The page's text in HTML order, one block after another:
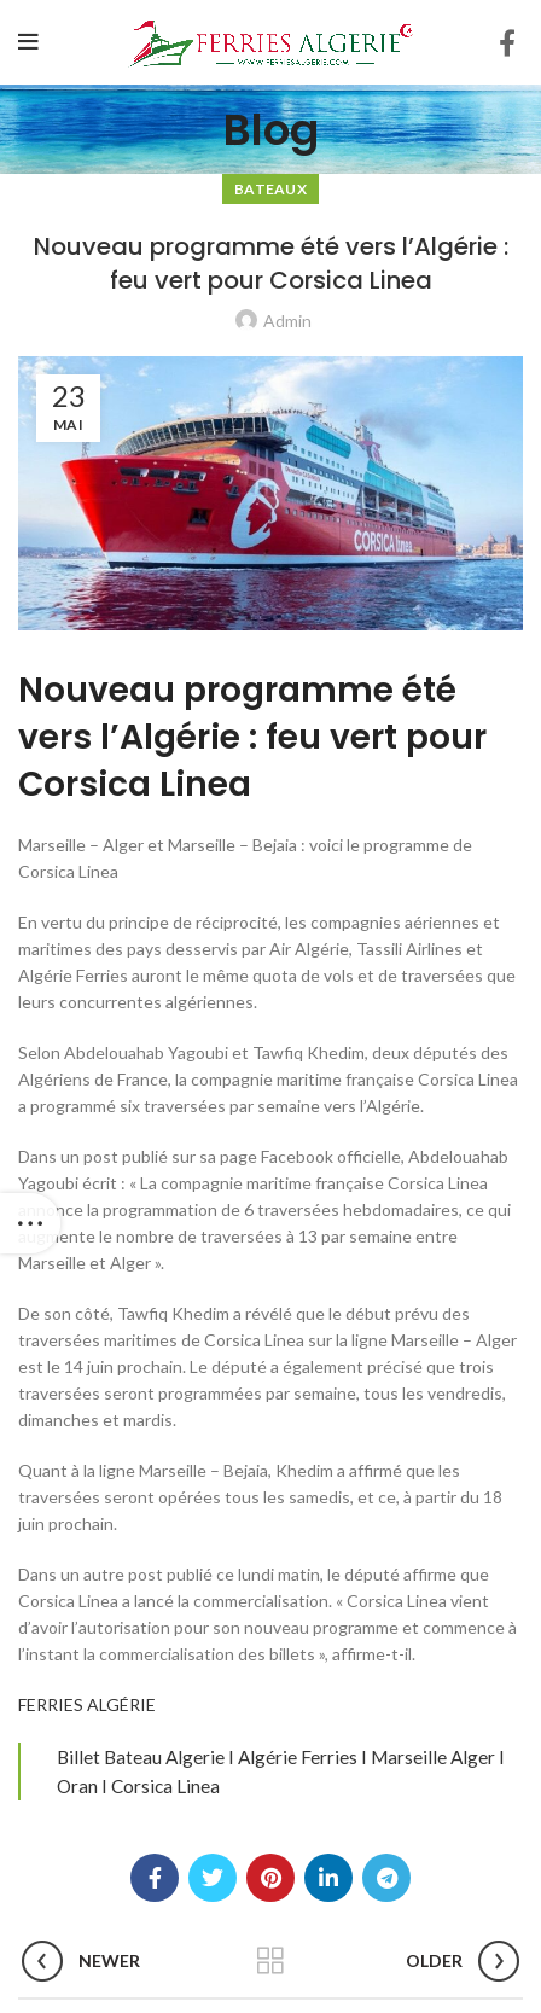
Blog
BATEAUX
Nouveau programme été vers l’Algérie :
feu vert pour Corsica Linea
Admin
23
MAI
Nouveau programme été
vers l’Algérie : feu vert pour
Corsica Linea
Marseille – Alger et Marseille – Bejaia : voici le programme de
Corsica Linea
En vertu du principe de réciprocité, les compagnies aériennes et
maritimes des pays desservis par Air Algérie, Tassili Airlines et
Algérie Ferries auront le même quota de vols et de traversées que
leurs concurrentes algériennes.
Selon Abdelouahab Yagoubi et Tawfiq Khedim, deux députés des
Algériens de France, la compagnie maritime française Corsica Linea
a programmé six traversées par semaine vers l’Algérie.
Dans un post publié sur sa page Facebook officielle, Abdelouahab
Yagoubi écrit : « La compagnie maritime française Corsica Linea
annonce la programmation de 6 traversées hebdomadaires, ce qui
augmente le nombre de traversées à 13 par semaine entre
Marseille et Alger ».
De son côté, Tawfiq Khedim a révélé que le début prévu des
traversées maritimes de Corsica Linea sur la ligne Marseille – Alger
est le 14 juin prochain. Le député a également précisé que trois
traversées seront programmées par semaine, tous les vendredis,
dimanches et mardis.
Quant à la ligne Marseille – Bejaia, Khedim a affirmé que les
traversées seront opérées tous les samedis, et ce, à partir du 18
juin prochain.
Dans un autre post publié ce lundi matin, le député affirme que
Corsica Linea a lancé la commercialisation. « Corsica Linea vient
d’avoir l’autorisation pour son nouveau programme et commence à
l’instant la commercialisation des billets », affirme-t-il.
FERRIES ALGÉRIE
Billet Bateau Algerie I Algérie Ferries I Marseille Alger I
Oran I Corsica Linea
NEWER OLDER